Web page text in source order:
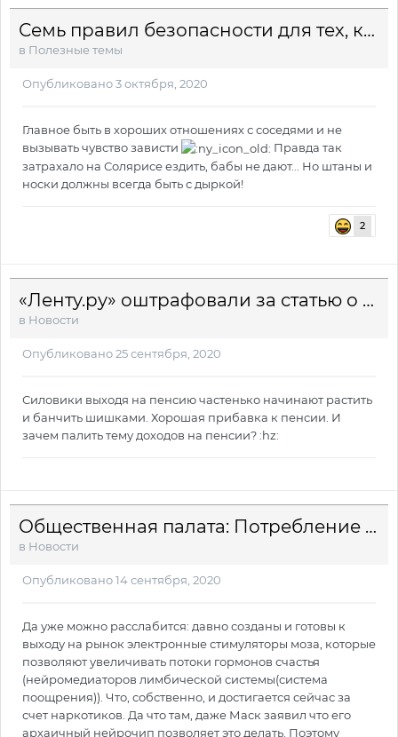
Семь правил безопасности для тех, кто выращивает каннабис
в Полезные темы
Опубликовано3 октября, 2020
Главное быть в хороших отношениях с соседями и не
вызывать чувство зависти
Правда так
затрахало на Солярисе ездить, бабы не дают... Но штаны и
носки должны всегда быть с дыркой!
2
«Ленту.ру» оштрафовали за статью о марихуане
в Новости
Опубликовано25 сентября, 2020
Силовики выходя на пенсию частенько начинают растить
и банчить шишками. Хорошая прибавка к пенсии. И
зачем палить тему доходов на пенсии? :hz:
Общественная палата: Потребление наркотиков в России носит угрожающий характер
в Новости
Опубликовано14 сентября, 2020
Да уже можно расслабится: давно созданы и готовы к
выходу на рынок электронные стимуляторы моза, которые
позволяют увеличивать потоки гормонов счастья
(нейромедиаторов лимбической системы(система
поощрения)). Что, собственно, и достигается сейчас за
счет наркотиков. Да что там, даже Маск заявил что его
архаичный нейрочип позволяет это делать. Поэтому